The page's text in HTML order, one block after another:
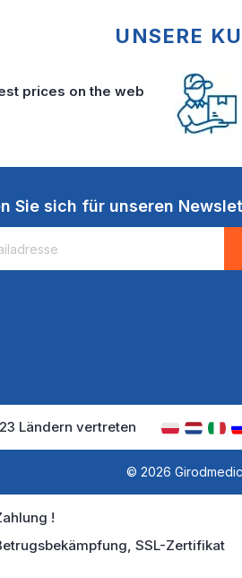
UNSERE
prices on the web
Sie sich für unseren
Ländern vertreten
© 2026
!
SSL-Zertifikat